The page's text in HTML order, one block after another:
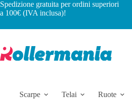
Spedizione gratuita per ordini superiori
a 100€ (IVA inclusa)!
Scarpe Telai Ruote